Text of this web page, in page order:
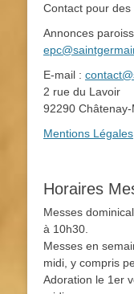
Contact pour des
Annonces
E-mail :
2 rue du Lavoir
92290
Mentions Légales
Horaires
Messes
à 10h30.
Messes en
midi, y compris
Adoration le 1er